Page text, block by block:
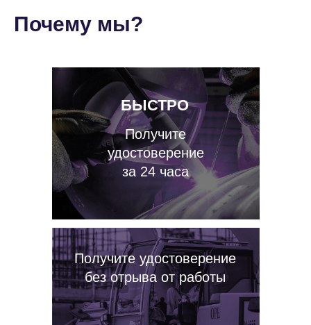
Почему мы?
Получите
удостоверение
за 24 часа
Получите удостоверение
без отрыва от работы
БЫСТРО